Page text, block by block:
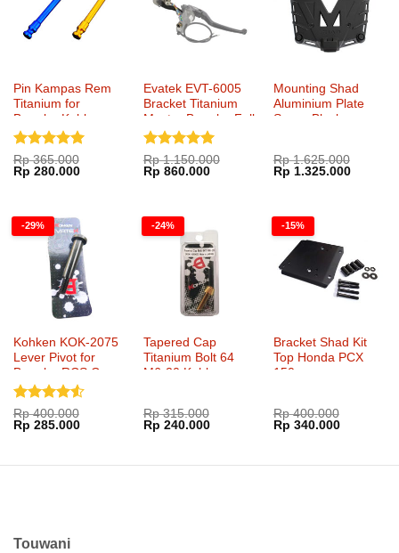
Pin Kampas Rem
Titanium for
Brembo Kohken
KOK-1036
Dinilai5
dari 5
Rp365.000
Harga
aslinya
Rp 280.000Harga
Rp 280.000.
Evatek EVT-6005
Bracket Titanium
Master Brembo Full
Fairing Single Disc
Dinilai5
dari 5
Rp1.150.000
Harga
aslinya
Rp 860.000Harga
Rp 860.000.
Mounting Shad
Aluminium Plate
Screw Black
Rp1.625.000
Harga
aslinya
Rp 1.325.000Harga
-29%
Kohken KOK-2075
Lever Pivot for
Brembo RCS Corsa
Corta Master
Dinilai4.5
dari 5
Rp400.000
Harga
aslinya
Rp 285.000Harga
-24%
Tapered Cap
Titanium Bolt 64
M6-20 Kohken
Rp315.000
Harga
aslinya
Rp 240.000Harga
-15%
Bracket Shad Kit
Top Honda PCX
150
Rp400.000
Harga
aslinya
Rp 340.000Harga
Touwani